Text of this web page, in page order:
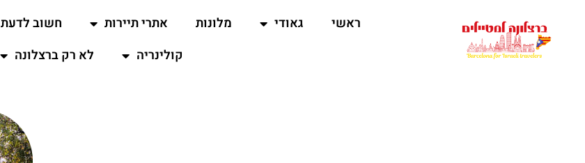
ראשי גאודי מלונות אתרי תיירות חשוב לדעת
קולינריה
לא רק ברצלונה